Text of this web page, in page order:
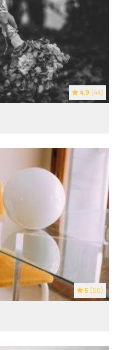
4.9 (44)
5 (50)